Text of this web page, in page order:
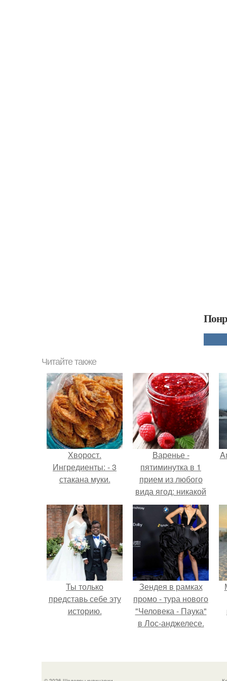
Читайте также
Хворост.
Ингредиенты: - 3
стакана муки.
Варенье -
пятиминутка в 1
прием из любого
вида ягод: никакой
длительной варки,
все витамины на
месте!
Ты только
представь себе эту
историю.
Зендея в рамках
промо - тура нового
"Человека - Паука"
в Лос-анджелесе.